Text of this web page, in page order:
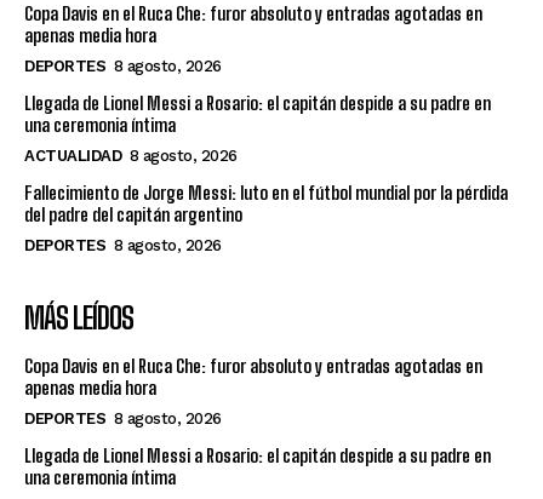
Copa Davis en el Ruca Che: furor absoluto y entradas agotadas en
apenas media hora
DEPORTES 8 agosto, 2026
Llegada de Lionel Messi a Rosario: el capitán despide a su padre en
una ceremonia íntima
ACTUALIDAD 8 agosto, 2026
Fallecimiento de Jorge Messi: luto en el fútbol mundial por la pérdida
del padre del capitán argentino
DEPORTES 8 agosto, 2026
MÁS LEÍDOS
Copa Davis en el Ruca Che: furor absoluto y entradas agotadas en
apenas media hora
DEPORTES 8 agosto, 2026
Llegada de Lionel Messi a Rosario: el capitán despide a su padre en
una ceremonia íntima